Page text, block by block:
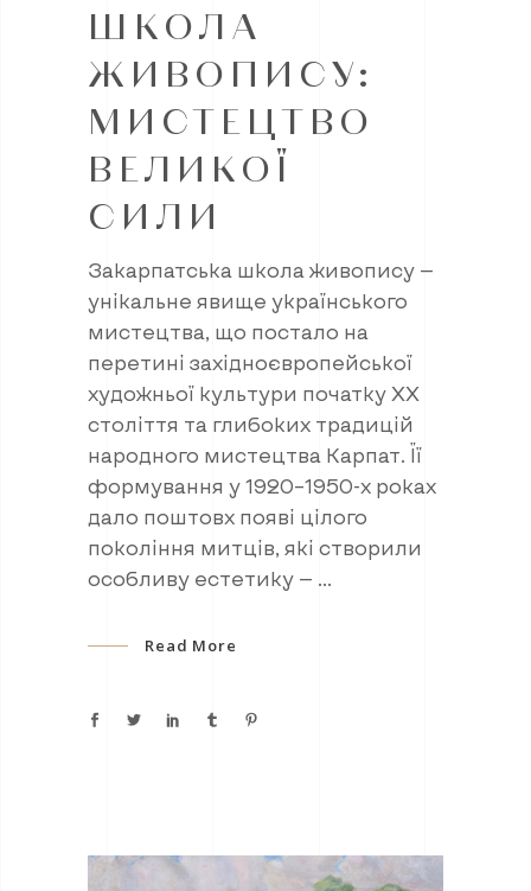
ШКОЛА
ЖИВОПИСУ:
МИСТЕЦТВО
ВЕЛИКОЇ
СИЛИ
Закарпатська школа живопису —
унікальне явище українського
мистецтва, що постало на
перетині західноєвропейської
художньої культури початку ХХ
століття та глибоких традицій
народного мистецтва Карпат. Її
формування у 1920–1950-х роках
дало поштовх появі цілого
покоління митців, які створили
особливу естетику —
Read More